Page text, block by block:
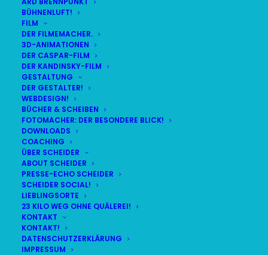
BÜHNENLUFT!
FILM
DER FILMEMACHER.
3D-ANIMATIONEN
DER CASPAR-FILM
DER KANDINSKY-FILM
GESTALTUNG
DER GESTALTER!
WEBDESIGN!
BÜCHER & SCHEIBEN
FOTOMACHER: DER BESONDERE BLICK!
DOWNLOADS
COACHING
ÜBER SCHEIDER
ABOUT SCHEIDER
PRESSE-ECHO SCHEIDER
SCHEIDER SOCIAL!
LIEBLINGSORTE
23 KILO WEG OHNE QUÄLEREI!
KONTAKT
KONTAKT!
DATENSCHUTZERKLÄRUNG
IMPRESSUM
© STEFAN SCHEIDER
LIVE(alle Termine
DEMNÄCHST:
FR
07
AUG
BR24 | 18.30 UHR
BR MÜNCHEN FREIMANN
HAUPTMENÜ